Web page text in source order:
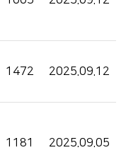
1472 2025.09.12
1181 2025.09.05